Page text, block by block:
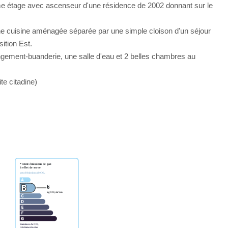
étage avec ascenseur d'une résidence de 2002 donnant sur le
cuisine aménagée séparée par une simple cloison d'un séjour
Est.
buanderie, une salle d'eau et 2 belles chambres au
citadine)